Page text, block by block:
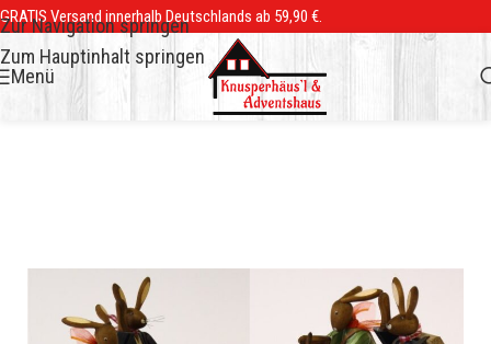
Zur Navigation springen
Zum Hauptinhalt springen
GRATIS Versand innerhalb Deutschlands ab 59,90 €.
Menü